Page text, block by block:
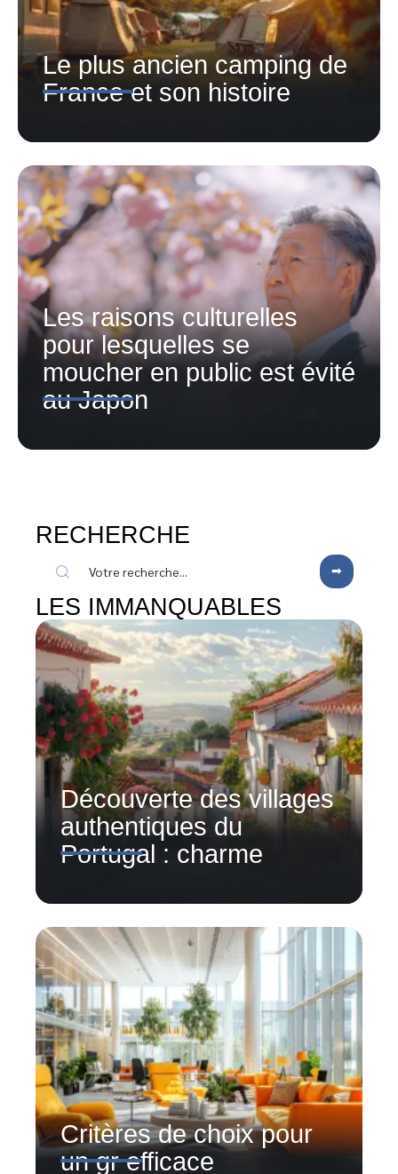
Le plus ancien camping de
France et son histoire
Les raisons culturelles
pour lesquelles se
moucher en public est évité
au Japon
RECHERCHE
LES IMMANQUABLES
Découverte des villages
authentiques du
Portugal : charme
Critères de choix pour
un gr efficace